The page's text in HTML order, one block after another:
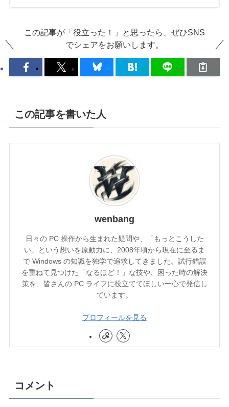
この記事が「役立った！」と思ったら、ぜひSNS
でシェアをお願いします。
この記事を書いた人
wenbang
日々の PC 操作から生まれた疑問や、「もっとこうした
い」という想いを原動力に、2008年頃から現在に至るま
で Windows の知識を独学で追求してきました。試行錯誤
を重ねて見つけた「なるほど！」な技や、困った時の解決
策を、皆さんの PC ライフに役立ててほしい一心で発信し
ています。
プロフィールを見る
コメント